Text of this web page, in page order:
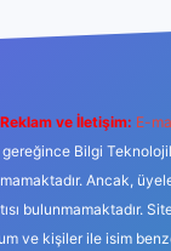
Reklam ve İletişim: E-
gereğince Bilgi
Ancak,
bulunmamaktadır.
ve kişiler ile isim